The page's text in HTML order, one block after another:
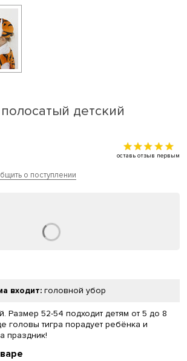
детский
оставь отзыв первым
о поступлении
входит: головной убор
Размер 52-54 подходит детям от 5 до 8
головы тигра порадует ребёнка и
праздник!